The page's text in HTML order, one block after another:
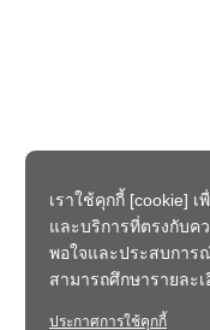
เราใช้คุกกี้ [cookie]
และบริการที่ตรงกับค
พอใจและประสบกา
สามารถศึกษารายละ
ประกาศการใช้คุกกี้